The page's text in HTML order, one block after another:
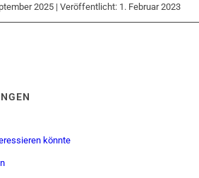
2025 | Veröffentlicht: 1. Februar 2023
könnte